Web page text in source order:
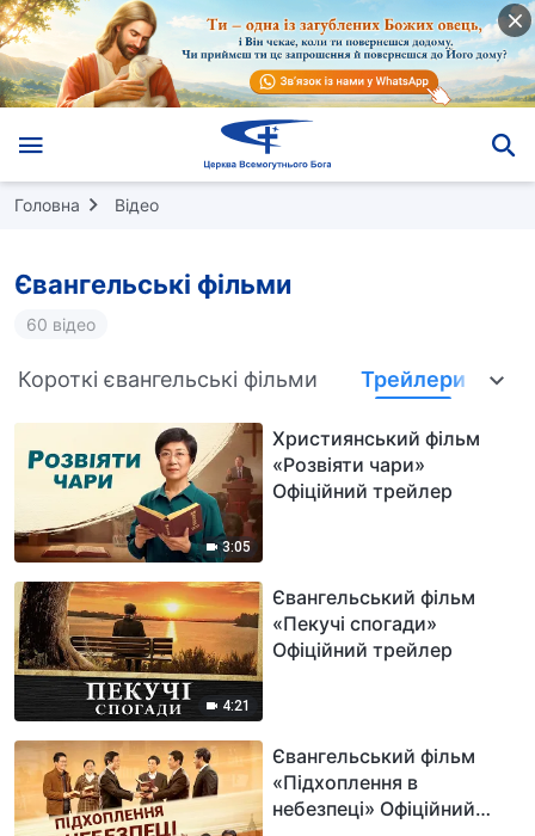
Головна Відео
Євангельські фільми
60 відео
Короткі євангельські фільми Трейлери
3:05
Християнський фільм
«Розвіяти чари»
Офіційний трейлер
4:21
Євангельський фільм
«Пекучі спогади»
Офіційний трейлер
Євангельський фільм
«Підхоплення в
небезпеці» Офіційний